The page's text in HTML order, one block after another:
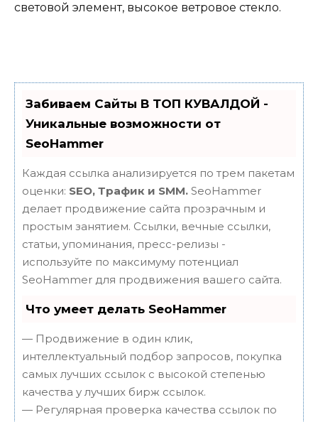
световой элемент, высокое ветровое стекло.
Забиваем Сайты В ТОП КУВАЛДОЙ -
Уникальные возможности от
SeoHammer
Каждая ссылка анализируется по трем пакетам
оценки: SEO, Трафик и SMM. SeoHammer
делает продвижение сайта прозрачным и
простым занятием. Ссылки, вечные ссылки,
статьи, упоминания, пресс-релизы -
используйте по максимуму потенциал
SeoHammer для продвижения вашего сайта.
Что умеет делать SeoHammer
— Продвижение в один клик,
интеллектуальный подбор запросов, покупка
самых лучших ссылок с высокой степенью
качества у лучших бирж ссылок.
— Регулярная проверка качества ссылок по